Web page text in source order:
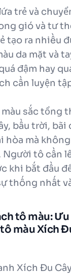
trẻ và
gió và tư
tạo ra nhiều
da mặt và
đậm hay
cần luyện
màu sắc tổng
bầu trời, bãi
hòa mà
tô cần
khi bắt đầu
thống nhất
tô màu:
màu Xích
Xích Đu